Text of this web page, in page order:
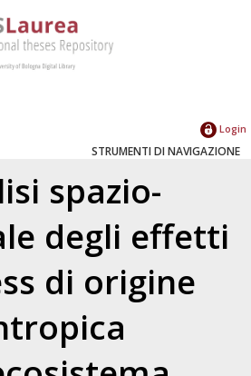
Login
STRUMENTI DI NAVIGAZIONE
spazio-
degli effetti
di origine